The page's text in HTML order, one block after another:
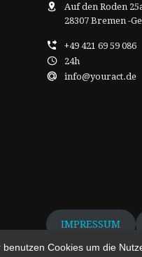
benutzen Cookies um die
Auf den Roden
28307 Bremen -
+49 421 69 59 086
24h
info@youract.de
IMPRESSUM